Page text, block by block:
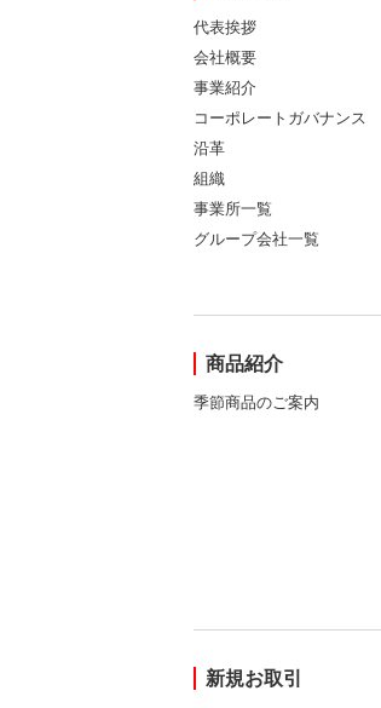
代表挨拶
会社概要
事業紹介
コーポレートガバナンス
沿革
組織
事業所一覧
グループ会社一覧
商品紹介
季節商品のご案内
新規お取引